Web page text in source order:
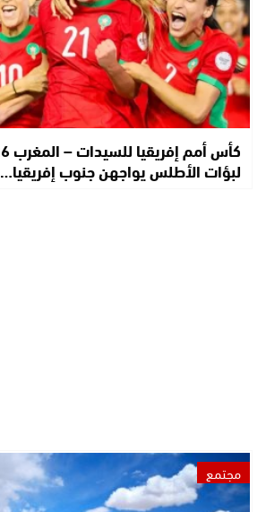
لبؤات الأطلس يواجهن جنوب إفريقيا…
مجتمع